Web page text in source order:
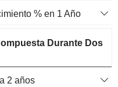
% en 1 Año
Durante Dos
2 años